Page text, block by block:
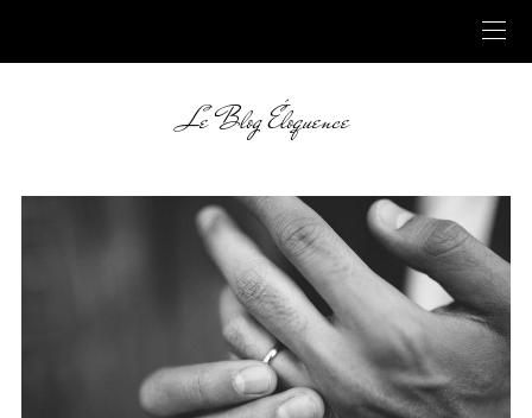
Le Blog Éloquence